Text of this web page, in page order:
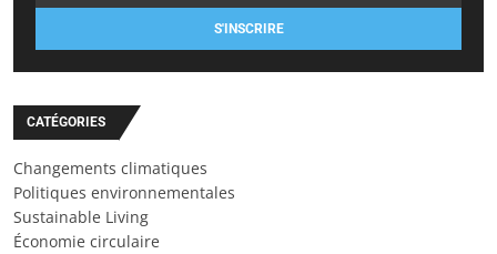
S'INSCRIRE
CATÉGORIES
Changements climatiques
Politiques environnementales
Sustainable Living
Économie circulaire